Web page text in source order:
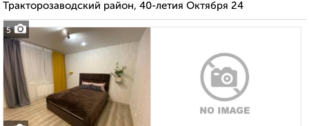
5
Тракторозаводский район, 40-летия Октября 24